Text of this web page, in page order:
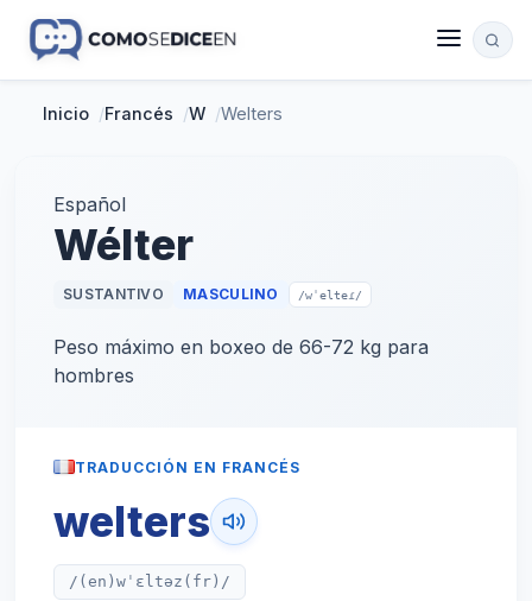
Inicio /Francés /W /Welters
Español
Wélter
SUSTANTIVO MASCULINO /wˈelteɾ/
Peso máximo en boxeo de 66-72 kg para
hombres
TRADUCCIÓN EN FRANCÉS
welters
/(en)wˈɛltəz(fr)/